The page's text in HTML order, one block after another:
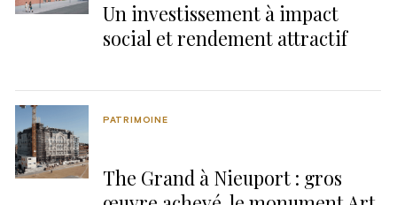
Un investissement à impact
social et rendement attractif
The Grand à Nieuport : gros
PATRIMOINE